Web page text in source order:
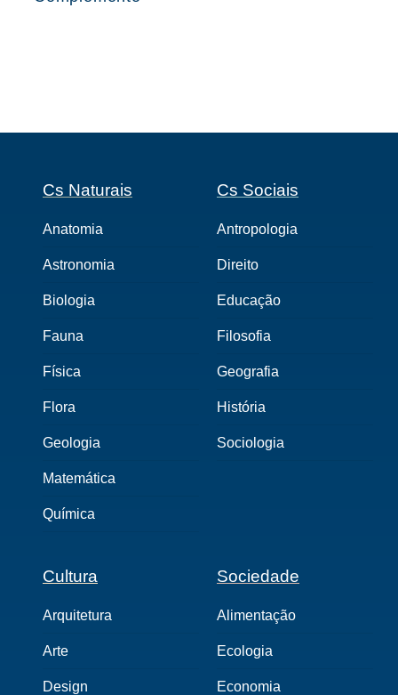
Cs Naturais
Anatomia
Astronomia
Biologia
Fauna
Física
Flora
Geologia
Matemática
Química
Cs Sociais
Antropologia
Direito
Educação
Filosofia
Geografia
História
Sociologia
Cultura
Arquitetura
Arte
Design
Sociedade
Alimentação
Ecologia
Economia